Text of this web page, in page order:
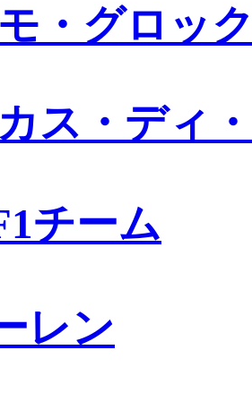
・グロッ
ス・ディ
チーム
レン